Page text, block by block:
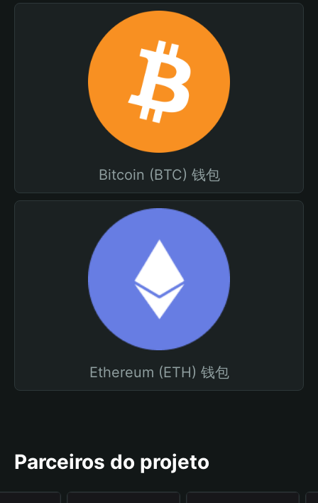
Bitcoin (BTC) 钱包
Ethereum (ETH) 钱包
Parceiros do projeto